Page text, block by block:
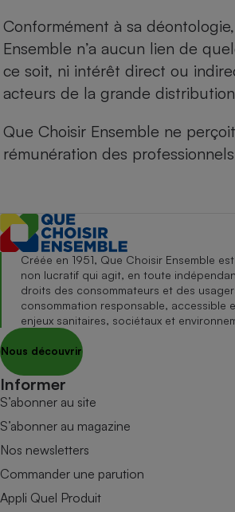
Conformément à sa
Ensemble n’a aucun lien de
ce soit, ni intérêt direct ou
acteurs de la grande
Que Choisir Ensemble ne
rémunération des
Créée en 1951, Que Choisir Ensemble
non lucratif qui agit, en toute
droits des consommateurs et des
consommation responsable, accessible
enjeux sanitaires, sociétaux et
Nous découvrir
Informer
S’abonner au site
S’abonner au magazine
Nos newsletters
Commander une parution
Appli Quel Produit